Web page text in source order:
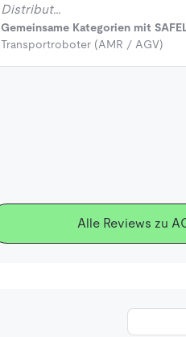
Distribut…
Gemeinsame Kategorien mit
Transportroboter (AMR / AGV)
Alle Reviews zu